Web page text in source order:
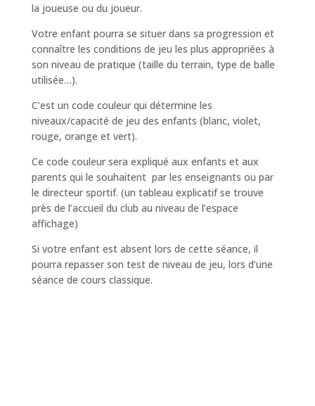
la joueuse ou du joueur.
Votre enfant pourra se situer dans sa progression et
connaître les conditions de jeu les plus appropriées à
son niveau de pratique (taille du terrain, type de balle
utilisée…).
C’est un code couleur qui détermine les
niveaux/capacité de jeu des enfants (blanc, violet,
rouge, orange et vert).
Ce code couleur sera expliqué aux enfants et aux
parents qui le souhaitent par les enseignants ou par
le directeur sportif. (un tableau explicatif se trouve
près de l’accueil du club au niveau de l’espace
affichage)
Si votre enfant est absent lors de cette séance, il
pourra repasser son test de niveau de jeu, lors d’une
séance de cours classique.